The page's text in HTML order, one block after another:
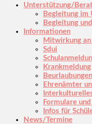
Unterstützung/
Begleitung im
Begleitung
Informationen
Mitwirkung an
Sdui
Krankmeldung
Beurlaubungen
Ehrenämter
Formulare
Infos für
News/Termine